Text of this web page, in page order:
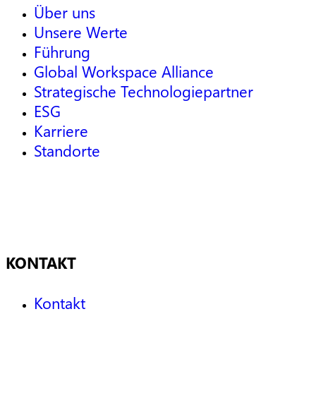
Über uns
Unsere Werte
Führung
Global Workspace Alliance
Strategische Technologiepartner
ESG
Karriere
Standorte
KONTAKT
Kontakt